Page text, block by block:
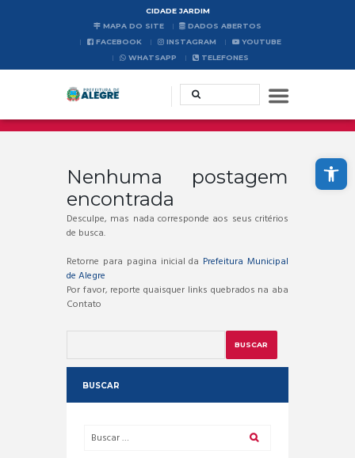
Abrir a barra de ferramentas
CIDADE JARDIM
MAPA DO SITE
DADOS ABERTOS
FACEBOOK
INSTAGRAM
YOUTUBE
WHATSAPP
TELEFONES
Nenhuma postagem
encontrada
Desculpe, mas nada corresponde aos seus critérios
de busca.
Retorne para pagina inicial da Prefeitura Municipal
de Alegre
Por favor, reporte quaisquer links quebrados na aba
Contato
BUSCAR